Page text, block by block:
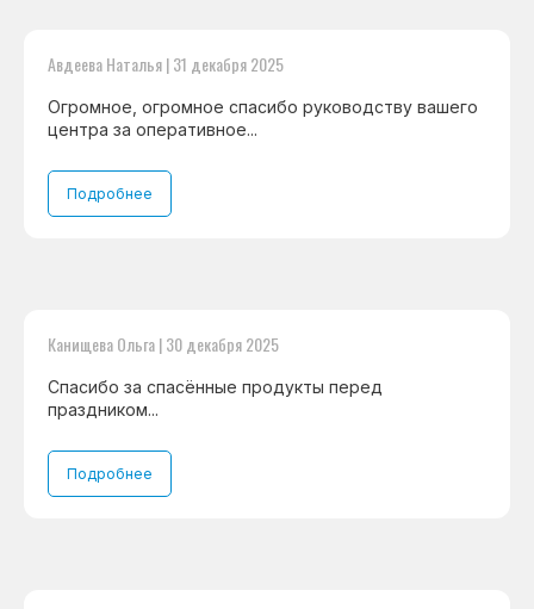
Авдеева Наталья | 31 декабря 2025
Огромное, огромное спасибо руководству вашего
центра за оперативное...
Подробнее
Канищева Ольга | 30 декабря 2025
Спасибо за спасённые продукты перед
праздником...
Подробнее
Варианты оплаты
Контакты
Отзывы
Политика обработки персональных данных
Согласие на обработку персональных данных
и Московской области